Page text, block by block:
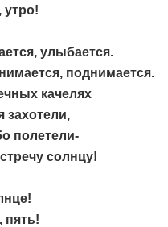
утро!
улыбается.
поднимается.
качелях
захотели,
полетели-
солнцу!
пять!